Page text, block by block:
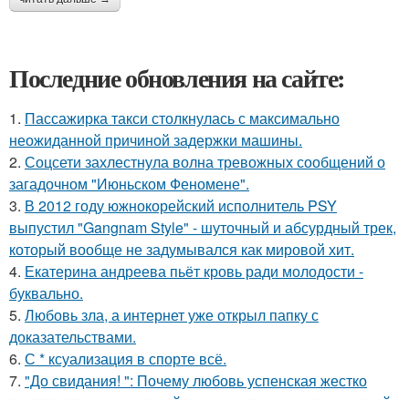
Последние обновления на сайте:
1. Пассажирка такси столкнулась с максимально
неожиданной причиной задержки машины.
2. Соцсети захлестнула волна тревожных сообщений о
загадочном "Июньском Феномене".
3. В 2012 году южнокорейский исполнитель PSY
выпустил "Gangnam Style" - шуточный и абсурдный трек,
который вообще не задумывался как мировой хит.
4. Екатерина андреева пьёт кровь ради молодости -
буквально.
5. Любовь зла, а интернет уже открыл папку с
доказательствами.
6. С * ксуализация в спорте всё.
7. "До свидания! ": Почему любовь успенская жестко